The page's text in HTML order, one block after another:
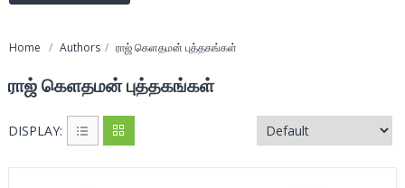
Home Authors ராஜ் கெளதமன் புத்தகங்கள்
ராஜ் கெளதமன் புத்தகங்கள்
DISPLAY: